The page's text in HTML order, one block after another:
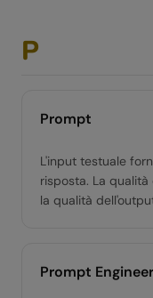
P
Prompt
L'input testuale
risposta. La
la qualità
Prompt